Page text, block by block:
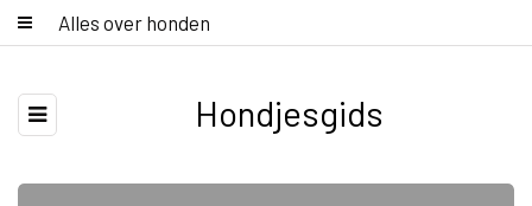
Alles over honden
Hondjesgids